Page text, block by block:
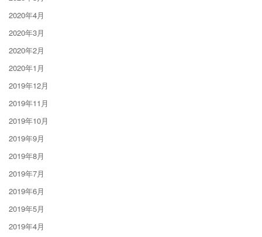
2020年4月
2020年3月
2020年2月
2020年1月
2019年12月
2019年11月
2019年10月
2019年9月
2019年8月
2019年7月
2019年6月
2019年5月
2019年4月